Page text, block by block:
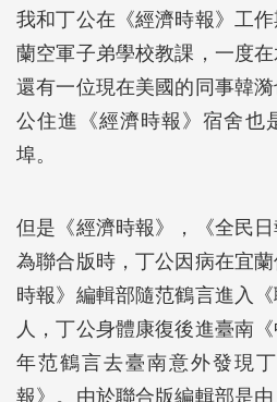
我和丁公在《經濟時報》工
蘭空軍子弟學校教課，一度
還有一位現在美國的同事韓
公住進《經濟時報》宿舍也
埠。
但是《經濟時報》，《全民
為聯合版時，丁公因病在宜
時報》編輯部隨范鶴言進入
人，丁公身體康復後進臺南
年范鶴言去臺南意外發現
報》。由於聯合版編輯部是